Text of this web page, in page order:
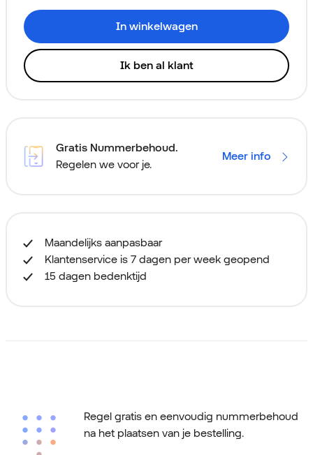
In winkelwagen
Ik ben al klant
Gratis Nummerbehoud.
Regelen we voor je.
Meer info
Maandelijks aanpasbaar
Klantenservice is 7 dagen per week geopend
15 dagen bedenktijd
Regel gratis en eenvoudig nummerbehoud
na het plaatsen van je bestelling.